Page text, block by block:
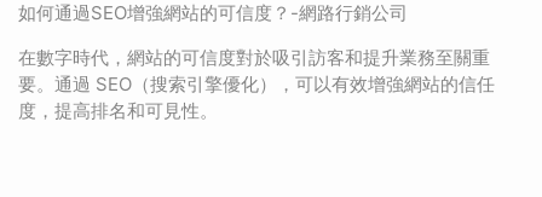
如何通過SEO增強網站的可信度？-網路行銷公司
在數字時代，網站的可信度對於吸引訪客和提升業務至關重
要。通過 SEO（搜索引擎優化），可以有效增強網站的信任
度，提高排名和可見性。